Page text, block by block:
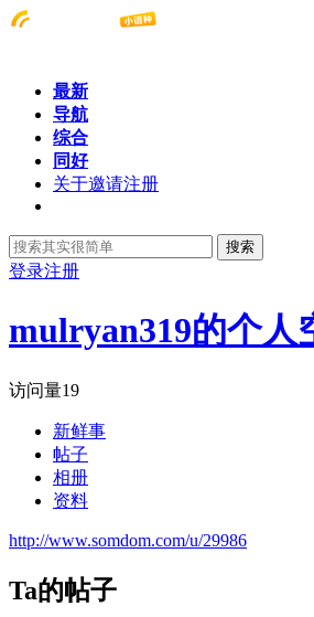
最新
导航
综合
同好
关于邀请注册
搜索
登录注册
mulryan319的个人
访问量19
新鲜事
帖子
相册
资料
http://www.somdom.com/u/29986
Ta的帖子